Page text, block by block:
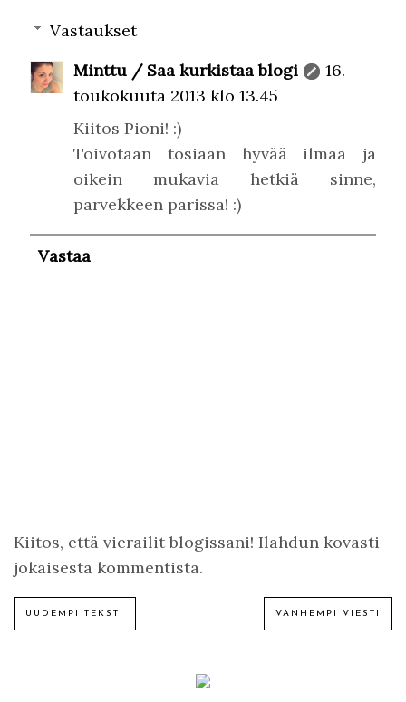
Vastaukset
Minttu / Saa kurkistaa blogi
16.
toukokuuta 2013 klo 13.45
Kiitos Pioni! :)
Toivotaan tosiaan hyvää ilmaa ja
oikein mukavia hetkiä sinne,
parvekkeen parissa! :)
Vastaa
Kiitos, että vierailit blogissani! Ilahdun kovasti
jokaisesta kommentista.
UUDEMPI TEKSTI VANHEMPI VIESTI